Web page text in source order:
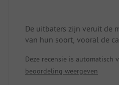
De uitbaters zijn veruit de
van hun soort, vooral de
voor de bistro van de
werkuren rokend en
Deze recensie is automatisch
beoordeling weergeven